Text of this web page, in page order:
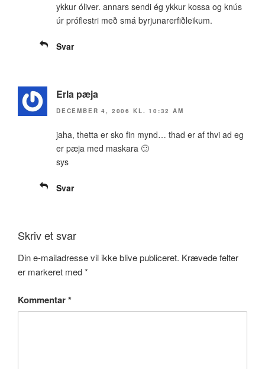
ykkur óliver. annars sendi ég ykkur kossa og knús
úr próflestri með smá byrjunarerfiðleikum.
Svar
Erla pæja
DECEMBER 4, 2006 KL. 10:32 AM
jaha, thetta er sko fin mynd… thad er af thvi ad eg
er pæja med maskara 🙂
sys
Svar
Skriv et svar
Din e-mailadresse vil ikke blive publiceret. Krævede felter
er markeret med*
Kommentar*